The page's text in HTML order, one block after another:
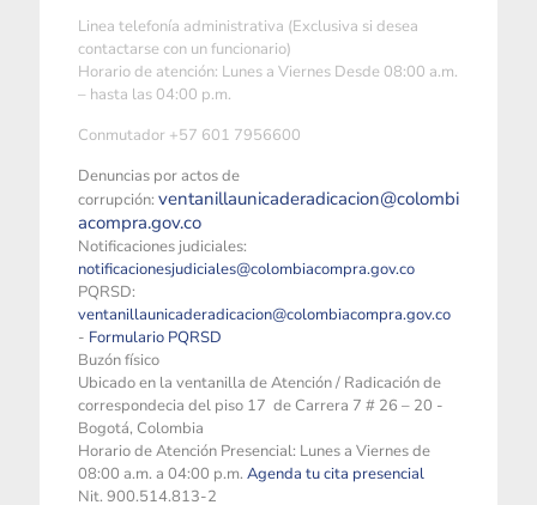
Linea telefonía administrativa (Exclusiva si desea
contactarse con un funcionario)
Horario de atención: Lunes a Viernes Desde 08:00 a.m.
– hasta las 04:00 p.m.
Conmutador +57 601 7956600
Denuncias por actos de
corrupción: ventanillaunicaderadicacion@colombi
acompra.gov.co
Notificaciones judiciales:
notificacionesjudiciales@colombiacompra.gov.co
PQRSD:
ventanillaunicaderadicacion@colombiacompra.gov.co
- Formulario PQRSD
Buzón físico
Ubicado en la ventanilla de Atención / Radicación de
correspondecia del piso 17 de Carrera 7 # 26 – 20 -
Bogotá, Colombia
Horario de Atención Presencial: Lunes a Viernes de
08:00 a.m. a 04:00 p.m. Agenda tu cita presencial
Nit. 900.514.813-2